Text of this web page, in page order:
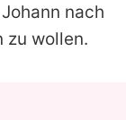
Johann nach
zu wollen.